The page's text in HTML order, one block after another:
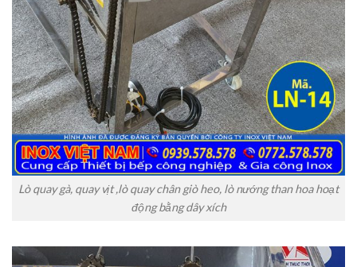
Lò quay gà, quay vịt ,lò quay chân giò heo, lò nướng than hoa hoạt
động bằng dây xích